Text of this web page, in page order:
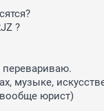
?
перевариваю.
музыке,
юрист)